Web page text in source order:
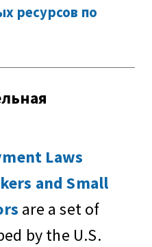
ресурсов по
Laws
and Small
are a set of
by the U.S.